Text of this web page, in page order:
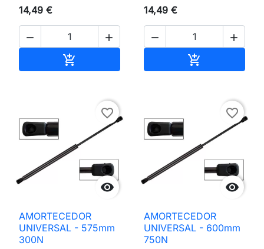
14,49 €
 

14,49 €
 


favorite_border
AMORTECEDOR
UNIVERSAL - 575mm
300N

favorite_border
AMORTECEDOR
UNIVERSAL - 600mm
750N